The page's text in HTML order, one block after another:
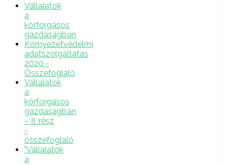
Vállalatok
a
körforgásos
gazdaságban
Környezetvédelmi
adatszolgáltatás
2020 -
Összefoglaló
Vállalatok
a
körforgásos
gazdaságban
– II. rész
-
összefoglaló
"Vállalatok
a